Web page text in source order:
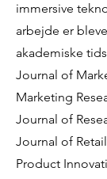
immersive
arbejde er
akademiske
Journal of
Marketing
Journal of
Journal of
Product